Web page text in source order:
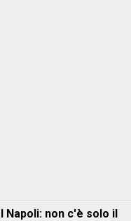
Napoli: non c'è solo il